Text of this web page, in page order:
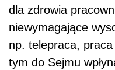
dla zdrowia
niewymagające
np. telepraca,
tym do Sejmu